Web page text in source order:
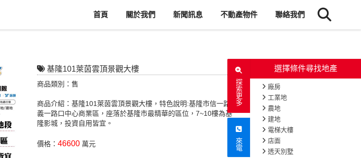
首頁 關於我們 新聞訊息 不動產物件 聯絡我們
選擇條件尋找地產
廠房
工業地
農地
建地
電梯大樓
店面
透天別墅
探索更多
來電
基隆101萊茵雲頂景觀大樓
商品類別：售
商品介紹：基隆101萊茵雲頂景觀大樓，特色說明:基隆市信一路與
義一路口中心商業區，座落於基隆市最精華的區位，7~10樓為基
隆影城，投資自用皆宜。
價格： 46600 萬元